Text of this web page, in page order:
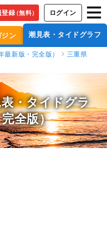
登録（無料） ログイン
ジン 潮見表・タイドグラフ
新版・完全版）
三重県
・タイドグラ
全版）